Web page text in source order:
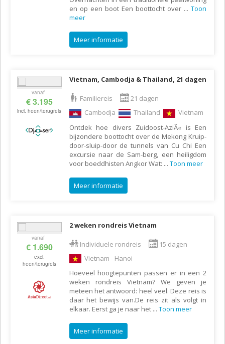
en op een boot Een boottocht over ... Toon
meer
Meer informatie
vanaf
€ 3.195
incl. heen/terugreis
Vietnam, Cambodja & Thailand, 21 dagen
Familiereis
21 dagen
Cambodja
Thailand
Vietnam
Ontdek hoe divers Zuidoost-AziÃ« is Een
bijzondere boottocht over de Mekong Kruip-
door-sluip-door de tunnels van Cu Chi Een
excursie naar de Sam-berg, een heiligdom
voor boeddhisten Angkor Wat: ... Toon meer
Meer informatie
vanaf
€ 1.690
excl.
heen/terugreis
2 weken rondreis Vietnam
Individuele rondreis
15 dagen
Vietnam - Hanoi
Hoeveel hoogtepunten passen er in een 2
weken rondreis Vietnam? We geven je
meteen het antwoord: heel veel. Deze reis is
daar het bewijs van.De reis zit als volgt in
elkaar. Eerst ga je naar het ... Toon meer
Meer informatie